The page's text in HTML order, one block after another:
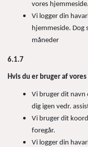
vores hjemmeside.
Vi logger din
hjemmeside. Dog
måneder
6.1.7
Hvis du er bruger af
Vi bruger dit
dig igen vedr.
Vi bruger dit
foregår.
Vi logger din